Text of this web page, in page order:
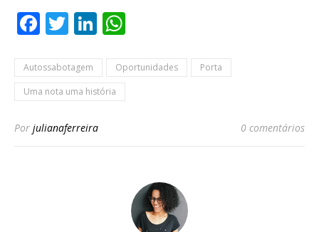
Facebook
TwitterLinkedIn
Autossabotagem Oportunidades
Porta
Uma nota uma história
Por julianaferreira 0 comentários